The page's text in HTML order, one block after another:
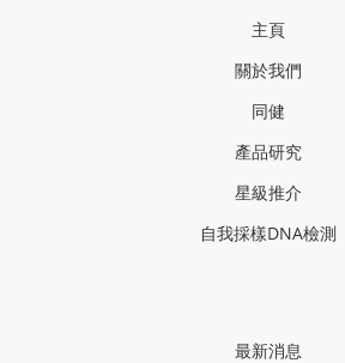
主頁
關於我們
同健
產品研究
星級推介
自我採樣DNA檢測
最新消息